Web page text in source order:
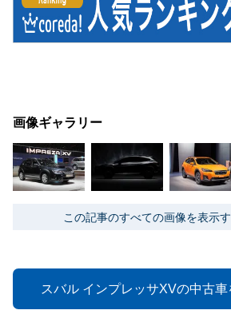
画像ギャラリー
この記事のすべての画像を表示す
スバル インプレッサXVの中古車